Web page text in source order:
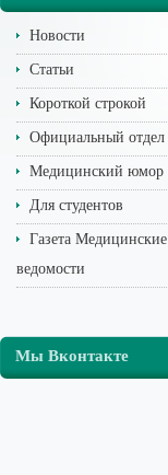
Новости
Статьи
Короткой строкой
Официальный отдел
Медицинский юмор
Для студентов
Газета Медицинские
ведомости
Мы Вконтакте